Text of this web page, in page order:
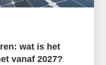
wat is het
vanaf 2027?